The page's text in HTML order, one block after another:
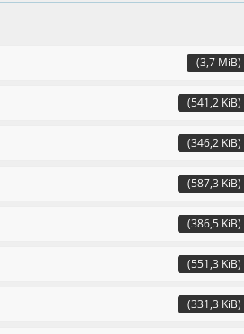
(3,7 MiB)
(541,2 KiB)
(346,2 KiB)
(587,3 KiB)
(386,5 KiB)
(551,3 KiB)
(331,3 KiB)